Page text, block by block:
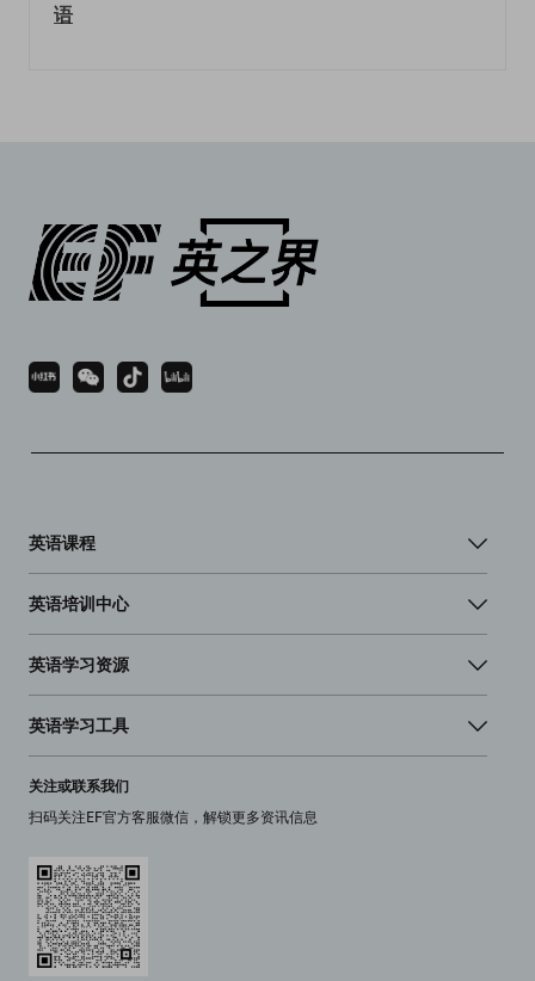
语
英语课程
英语培训中心
英语学习资源
英语学习工具
关注或联系我们
扫码关注EF官方客服微信，解锁更多资讯信息